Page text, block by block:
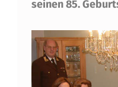
I
T
G
seinen 85.